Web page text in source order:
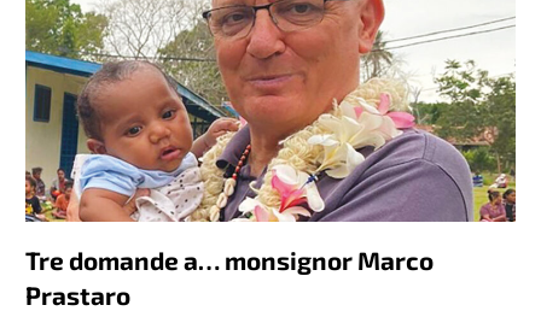
Tre domande a… monsignor Marco
Prastaro